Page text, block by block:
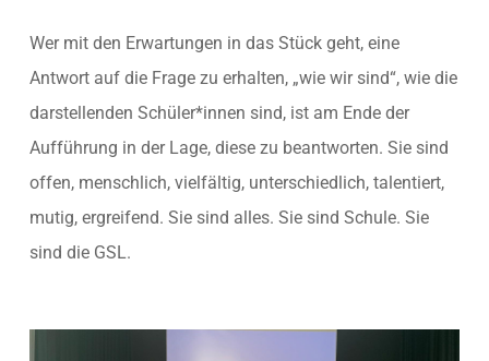
Wer mit den Erwartungen in das Stück geht, eine
Antwort auf die Frage zu erhalten, „wie wir sind“, wie die
darstellenden Schüler*innen sind, ist am Ende der
Aufführung in der Lage, diese zu beantworten. Sie sind
offen, menschlich, vielfältig, unterschiedlich, talentiert,
mutig, ergreifend. Sie sind alles. Sie sind Schule. Sie
sind die GSL.